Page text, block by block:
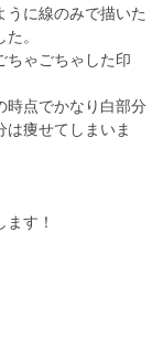
うに線のみで描いた
。
ちゃごちゃした印
時点でかなり白部分
は痩せてしまいま
す！